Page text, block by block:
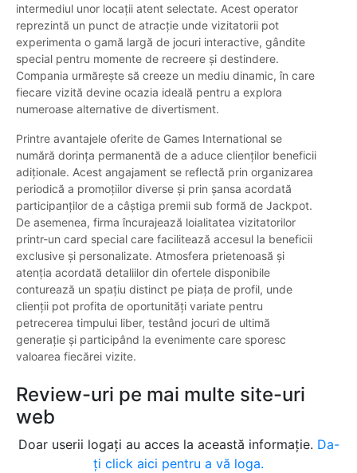
intermediul unor locații atent selectate. Acest operator
reprezintă un punct de atracție unde vizitatorii pot
experimenta o gamă largă de jocuri interactive, gândite
special pentru momente de recreere și destindere.
Compania urmărește să creeze un mediu dinamic, în care
fiecare vizită devine ocazia ideală pentru a explora
numeroase alternative de divertisment.
Printre avantajele oferite de Games International se
numără dorința permanentă de a aduce clienților beneficii
adiționale. Acest angajament se reflectă prin organizarea
periodică a promoțiilor diverse și prin șansa acordată
participanților de a câștiga premii sub formă de Jackpot.
De asemenea, firma încurajează loialitatea vizitatorilor
printr-un card special care facilitează accesul la beneficii
exclusive și personalizate. Atmosfera prietenoasă și
atenția acordată detaliilor din ofertele disponibile
conturează un spațiu distinct pe piața de profil, unde
clienții pot profita de oportunități variate pentru
petrecerea timpului liber, testând jocuri de ultimă
generație și participând la evenimente care sporesc
valoarea fiecărei vizite.
Review-uri pe mai multe site-uri
web
Doar userii logați au acces la această informație. Da-
ți click aici pentru a vă loga.